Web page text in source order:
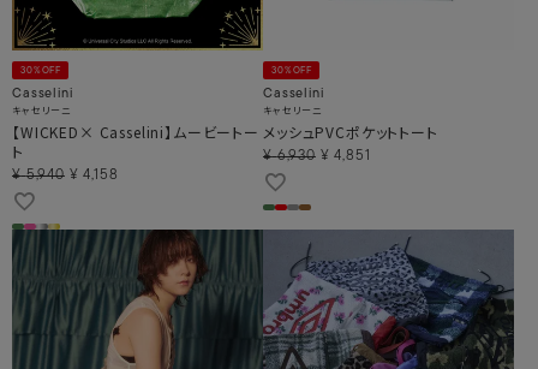
30%OFF
Casselini
キャセリーニ
【WICKED× Casselini】ムービートー
ト
¥ 5,940 ¥ 4,158
30%OFF
Casselini
キャセリーニ
メッシュPVCポケットトート
¥ 6,930 ¥ 4,851